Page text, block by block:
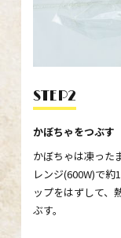
STEP2
かぼちゃをつぶす
かぼちゃは凍った
レンジ(600W)で
ップをはずして、
ぶす。